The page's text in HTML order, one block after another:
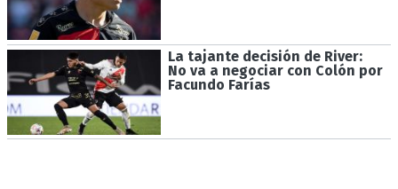
La tajante decisión de River:
No va a negociar con Colón por
Facundo Farías